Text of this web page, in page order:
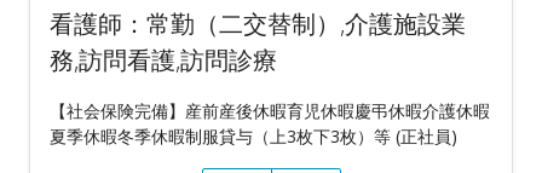
看護師：常勤（二交替制）,介護施設業
務,訪問看護,訪問診療
【社会保険完備】産前産後休暇育児休暇慶弔休暇介護休暇
夏季休暇冬季休暇制服貸与（上3枚下3枚）等 (正社員)